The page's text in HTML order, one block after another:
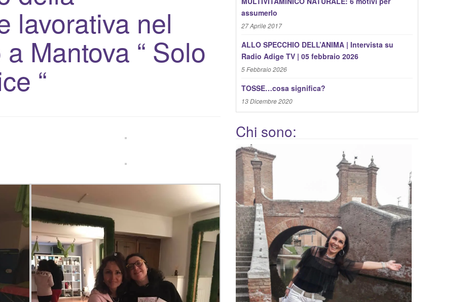
lavorativa nel
Mantova “ Solo
“
assumerlo
27 Aprile 2017
ALLO SPECCHIO DELL’ANIMA | Intervista su
Radio Adige TV | 05 febbraio 2026
5 Febbraio 2026
TOSSE…cosa significa?
13 Dicembre 2020
Chi sono: